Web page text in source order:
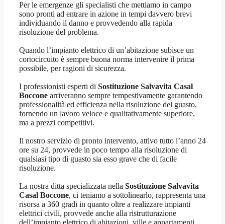
Per le emergenze gli specialisti che mettiamo in campo
sono pronti ad entrare in azione in tempi davvero brevi
individuando il danno e provvedendo alla rapida
risoluzione del problema.
Quando l’impianto elettrico di un’abitazione subisce un
cortocircuito è sempre buona norma intervenire il prima
possibile, per ragioni di sicurezza.
I professionisti esperti di Sostituzione Salvavita Casal
Boccone arriveranno sempre tempestivamente garantendo
professionalità ed efficienza nella risoluzione del guasto,
fornendo un lavoro veloce e qualitativamente superiore,
ma a prezzi competitivi.
Il nostro servizio di pronto intervento, attivo tutto l’anno 24
ore su 24, provvede in poco tempo alla risoluzione di
qualsiasi tipo di guasto sia esso grave che di facile
risoluzione.
La nostra ditta specializzata nella Sostituzione Salvavita
Casal Boccone, ci teniamo a sottolinearlo, rappresenta una
risorsa a 360 gradi in quanto oltre a realizzare impianti
elettrici civili, provvede anche alla ristrutturazione
dell’impianto elettrico di abitazioni, ville e appartamenti